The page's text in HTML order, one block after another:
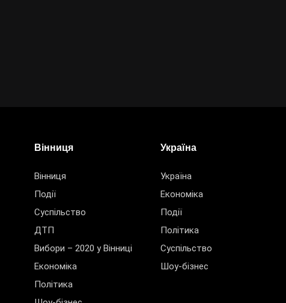
Вінниця
Вінниця
Події
Суспільство
ДТП
Вибори – 2020 у Вінниці
Економіка
Політика
Україна
Україна
Економіка
Події
Політика
Суспільство
Шоу-бізнес